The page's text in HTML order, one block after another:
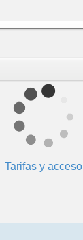
Tarifas y acceso